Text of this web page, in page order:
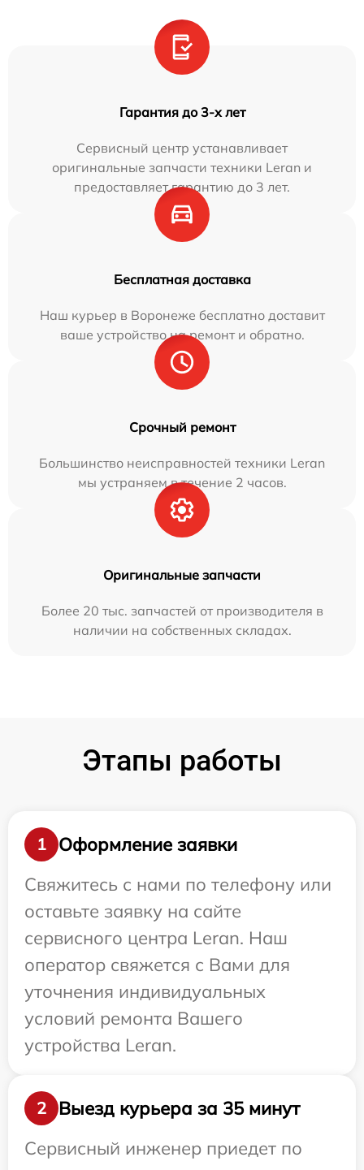
Гарантия до 3-х лет
Сервисный центр устанавливает
оригинальные запчасти техники Leran и
предоставляет гарантию до 3 лет.
Бесплатная доставка
Наш курьер в Воронеже бесплатно доставит
ваше устройство на ремонт и обратно.
Срочный ремонт
Большинство неисправностей техники Leran
мы устраняем в течение 2 часов.
Оригинальные запчасти
Более 20 тыс. запчастей от производителя в
наличии на собственных складах.
Этапы работы
1
Оформление заявки
Свяжитесь с нами по телефону или
оставьте заявку на сайте
сервисного центра Leran. Наш
оператор свяжется с Вами для
уточнения индивидуальных
условий ремонта Вашего
устройства Leran.
2
Выезд курьера за 35 минут
Сервисный инженер приедет по